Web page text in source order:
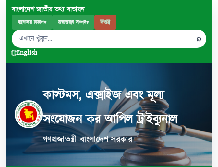
বাংলাদেশ জাতীয় তথ্য বাতায়ন
মন্ত্রণালয় বিভাগ▾ অভ্যন্তরীণ সম্পদ▾ দপ্তর
⌕
🌐English
কাস্টমস, এক্সাইজ এবং মূল্য
সংযোজন কর আপিল ট্রাইব্যুনাল
গণপ্রজাতন্ত্রী বাংলাদেশ সরকার